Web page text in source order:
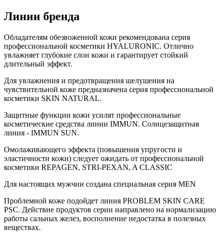
Линии бренда
Обладателям обезвоженной кожи рекомендована серия
профессиональной косметики HYALURONIC. Отлично
увлажняет глубокие слои кожи и гарантирует стойкий
длительный эффект.
Для увлажнения и предотвращения шелушения на
чувствительной коже предназначена серия профессиональной
косметики SKIN NATURAL.
Защитные функции кожи усилят профессиональные
косметические средства линии IMMUN. Солнцезащитная
линия - IMMUN SUN.
Омолаживающего эффекта (повышения упругости и
эластичности кожи) следует ожидать от профессиональной
косметики REPAGEN, STRI-PEXAN, A CLASSIC
Для настоящих мужчин создана специальная серия MEN
Проблемной коже подойдет линия PROBLEM SKIN CARE
PSC. Действие продуктов серии направлено на нормализацию
работы сальных желез, восполнение недостатка в полезных
веществах.